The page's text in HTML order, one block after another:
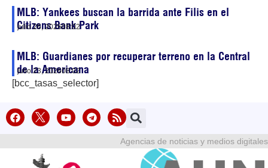
MLB: Yankees buscan la barrida ante Filis en el
Citizens Bank Park
julio 26, 202608:02
MLB: Guardianes por recuperar terreno en la Central
de la Americana
julio 23, 202608:02
[bcc_tasas_selector]
Agencias de noticias y medios digitales